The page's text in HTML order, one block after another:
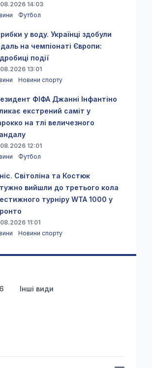
14:03
Футбол
у воду. Українці здобули
на чемпіонаті Європи:
події
13:01
Новини спорту
ФІФА Джанні Інфантіно
екстрений саміт у
на тлі величезного
12:01
Футбол
Світоліна та Костюк
вийшли до третього кола
турніру WTA 1000 у
11:01
Новини спорту
Інші види